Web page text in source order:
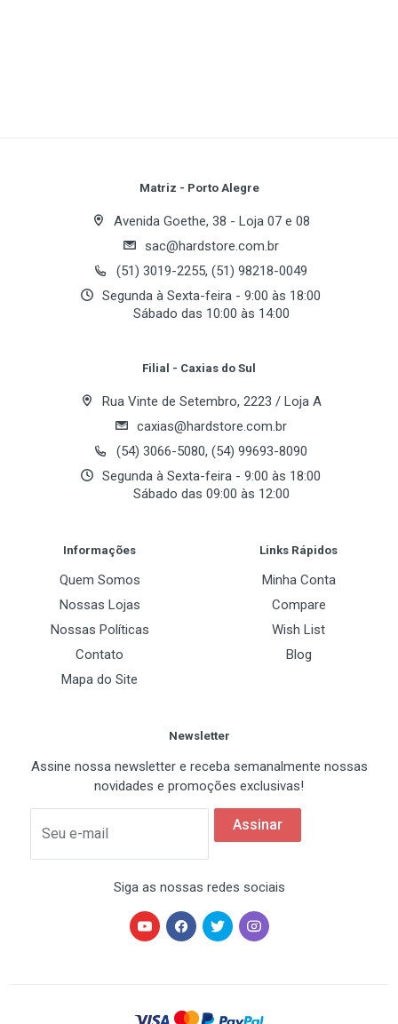
- O fan instalada no dissipador (FHS) refrigera
não somente o chipset VGA e RAM VGA, mas
todos os outros componentes VGA.
- Modo Silencioso e Normal.
Tipo de Rolamento : 2 Ball-Bearing
Peso : 180g Velocidade : 1,350 ~ 2,650 rpm ± 10%
Matéria-prima : Puro Cobre e alumínio puro
Compatibilidade:
ATI Radeon 9*** Series
NVIDIA Geforce FX 5500
NVIDIA Geforce FX 5200
NVIDIA Geforce FX 5700(Ultra) Series
NVIDIA Geforce FX 5900 Series
NVIDIA Geforce FX 5800 Series
ATI Radeon X1800 Series
NVIDIA Geforce 9500 GT
NVIDIA Geforce 7800 GTX Series
Your Name
Email Address
Matriz - Porto Alegre
Avenida Goethe, 38 - Loja 07 e 08
sac@hardstore.com.br
(51) 3019-2255, (51) 98218-0049
Segunda à Sexta-feira - 9:00 às 18:00
Sábado das 10:00 às 14:00
Filial - Caxias do Sul
Rua Vinte de Setembro, 2223 / Loja A
caxias@hardstore.com.br
(54) 3066-5080, (54) 99693-8090
Segunda à Sexta-feira - 9:00 às 18:00
Sábado das 09:00 às 12:00
Informações
Quem Somos
Nossas Lojas
Nossas Políticas
Contato
Mapa do Site
Links Rápidos
Minha Conta
Compare
Wish List
Blog
Newsletter
Assine nossa newsletter e receba semanalmente nossas
novidades e promoções exclusivas!
Seu e-mail
Assinar
Siga as nossas redes sociais